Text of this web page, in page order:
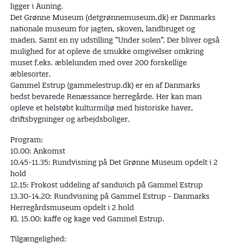
ligger i Auning.
Det Grønne Museum (detgrønnemuseum.dk) er Danmarks
nationale museum for jagten, skoven, landbruget og
maden. Samt en ny udstilling ”Under solen”. Der bliver også
mulighed for at opleve de smukke omgivelser omkring
muset f.eks. æblelunden med over 200 forskellige
æblesorter.
Gammel Estrup (gammelestrup.dk) er en af Danmarks
bedst bevarede Renæssance herregårde. Her kan man
opleve et helstøbt kulturmiljø med historiske haver,
driftsbygninger og arbejdsboliger.
Program:
10.00: Ankomst
10.45-11.35: Rundvisning på Det Grønne Museum opdelt i 2
hold
12.15: Frokost uddeling af sandwich på Gammel Estrup
13.30-14.20: Rundvisning på Gammel Estrup - Danmarks
Herregårdsmuseum opdelt i 2 hold
Kl. 15.00: kaffe og kage ved Gammel Estrup.
Tilgængelighed: